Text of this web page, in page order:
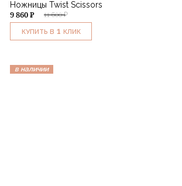
Ножницы Twist Scissors
11 600 ₽
9 860 ₽
КУПИТЬ В 1 КЛИК
в наличии